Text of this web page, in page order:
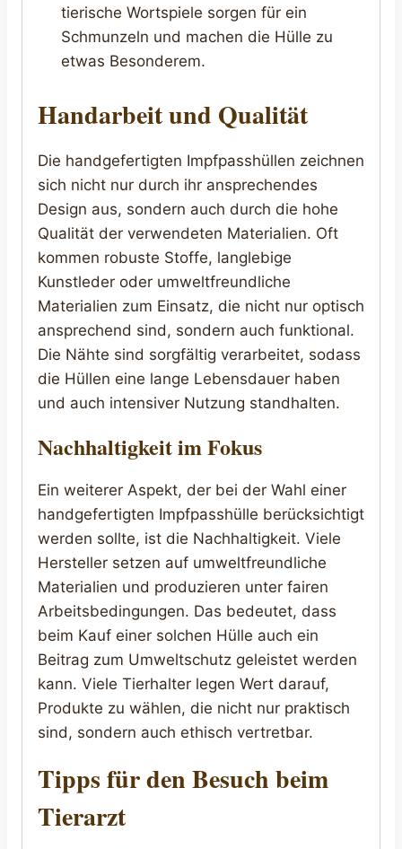
tierische Wortspiele sorgen für ein
Schmunzeln und machen die Hülle zu
etwas Besonderem.
Handarbeit und Qualität
Die handgefertigten Impfpasshüllen zeichnen
sich nicht nur durch ihr ansprechendes
Design aus, sondern auch durch die hohe
Qualität der verwendeten Materialien. Oft
kommen robuste Stoffe, langlebige
Kunstleder oder umweltfreundliche
Materialien zum Einsatz, die nicht nur optisch
ansprechend sind, sondern auch funktional.
Die Nähte sind sorgfältig verarbeitet, sodass
die Hüllen eine lange Lebensdauer haben
und auch intensiver Nutzung standhalten.
Nachhaltigkeit im Fokus
Ein weiterer Aspekt, der bei der Wahl einer
handgefertigten Impfpasshülle berücksichtigt
werden sollte, ist die Nachhaltigkeit. Viele
Hersteller setzen auf umweltfreundliche
Materialien und produzieren unter fairen
Arbeitsbedingungen. Das bedeutet, dass
beim Kauf einer solchen Hülle auch ein
Beitrag zum Umweltschutz geleistet werden
kann. Viele Tierhalter legen Wert darauf,
Produkte zu wählen, die nicht nur praktisch
sind, sondern auch ethisch vertretbar.
Tipps für den Besuch beim
Tierarzt